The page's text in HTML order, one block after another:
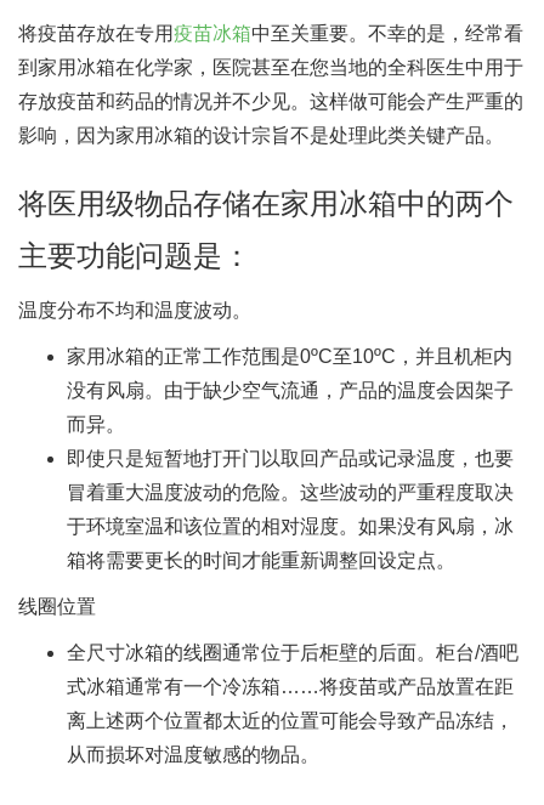
将疫苗存放在专用疫苗冰箱中至关重要。不幸的是，经常看
到家用冰箱在化学家，医院甚至在您当地的全科医生中用于
存放疫苗和药品的情况并不少见。这样做可能会产生严重的
影响，因为家用冰箱的设计宗旨不是处理此类关键产品。
将医用级物品存储在家用冰箱中的两个
主要功能问题是：
温度分布不均和温度波动。
家用冰箱的正常工作范围是0ºC至10ºC，并且机柜内
没有风扇。由于缺少空气流通，产品的温度会因架子
而异。
即使只是短暂地打开门以取回产品或记录温度，也要
冒着重大温度波动的危险。这些波动的严重程度取决
于环境室温和该位置的相对湿度。如果没有风扇，冰
箱将需要更长的时间才能重新调整回设定点。
线圈位置
全尺寸冰箱的线圈通常位于后柜壁的后面。柜台/酒吧
式冰箱通常有一个冷冻箱……将疫苗或产品放置在距
离上述两个位置都太近的位置可能会导致产品冻结，
从而损坏对温度敏感的物品。